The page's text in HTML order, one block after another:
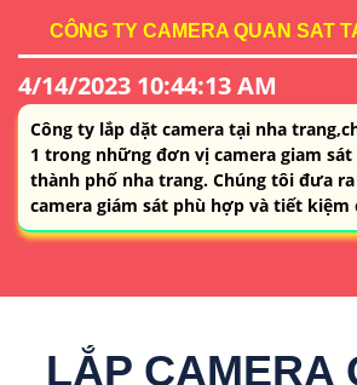
CÔNG TY CAMERA QUAN SAT
4/14/2023 10:44:13 AM
Công ty lắp dặt camera tại nha
1 trong những đơn vị camera giam
thành phố nha trang. Chúng tôi đưa
camera giám sát phù hợp và tiết kiệm
LẮP CAMERA